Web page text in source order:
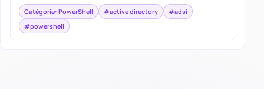
Catégorie: PowerShell #active directory
#adsi
#powershell